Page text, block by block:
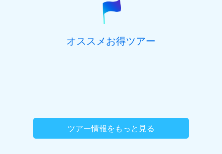
オススメお得ツアー
ツアー情報をもっと見る